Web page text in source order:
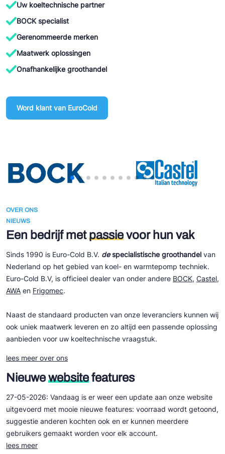
Ziehl-Abegg
ESK Schultze
Uw koeltechnische partner
BOCK specialist
Gerenommeerde merken
Maatwerk oplossingen
Onafhankelijke groothandel
Word klant van EuroCold
OVER ONS
NIEUWS
Een bedrijf metpassievoor hun vak
Sinds 1990 is Euro-Cold B.V. despecialistische groothandel van
Nederland op het gebied van koel- en warmtepomp techniek.
Euro-Cold B.V, is officieel dealer van onder andere BOCK, Castel,
AWA en Frigomec.
Naast de standaard producten van onze leveranciers kunnen wij
ook uniek maatwerk leveren en zo altijd een passende oplossing
aanbieden voor uw koeltechnische vraagstuk.
lees meer over ons
Nieuwewebsitefeatures
27-05-2026: Vandaag is er weer een update aan onze website
uitgevoerd met mooie nieuwe features: voorraad wordt getoond,
suggestie anderen kochten ook en er kunnen meerdere
gebruikers gemaakt worden voor elk account.
lees meer